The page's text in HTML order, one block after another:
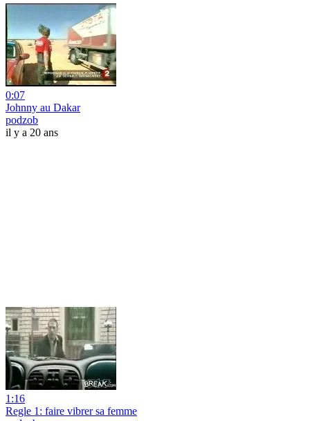
0:07
Johnny au Dakar
podzob
il y a 20 ans
1:16
Regle 1: faire vibrer sa femme